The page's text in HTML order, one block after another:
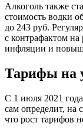
Алкоголь также
стоимость водки
до 243 руб.
с контрафактом
инфляции и
Тарифы на
С 1 июля 2021
сам определит, на
что рост тарифов